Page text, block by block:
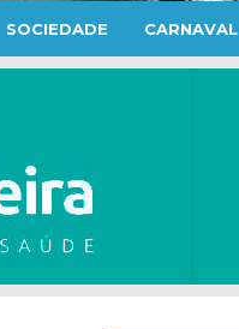
SOCIEDADE CARNAVAL